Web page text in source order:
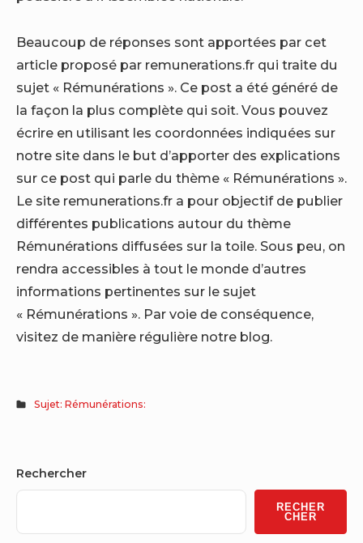
Beaucoup de réponses sont apportées par cet
article proposé par remunerations.fr qui traite du
sujet « Rémunérations ». Ce post a été généré de
la façon la plus complète qui soit. Vous pouvez
écrire en utilisant les coordonnées indiquées sur
notre site dans le but d’apporter des explications
sur ce post qui parle du thème « Rémunérations ».
Le site remunerations.fr a pour objectif de publier
différentes publications autour du thème
Rémunérations diffusées sur la toile. Sous peu, on
rendra accessibles à tout le monde d’autres
informations pertinentes sur le sujet
« Rémunérations ». Par voie de conséquence,
visitez de manière régulière notre blog.
Sujet: Rémunérations:
Sidebar
Widget
Area
Rechercher
RECHER
CHER